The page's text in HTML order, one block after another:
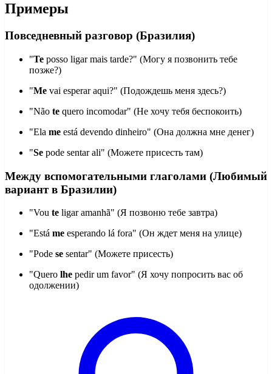
Примеры
Повседневный разговор (Бразилия)
"Te posso ligar mais tarde?" (Могу я позвонить тебе
позже?)
"Me vai esperar aqui?" (Подождешь меня здесь?)
"Não te quero incomodar" (Не хочу тебя беспокоить)
"Ela me está devendo dinheiro" (Она должна мне денег)
"Se pode sentar ali" (Можете присесть там)
Между вспомогательными глаголами (Любимый
вариант в Бразилии)
"Vou te ligar amanhã" (Я позвоню тебе завтра)
"Está me esperando lá fora" (Он ждет меня на улице)
"Pode se sentar" (Можете присесть)
"Quero lhe pedir um favor" (Я хочу попросить вас об
одолжении)